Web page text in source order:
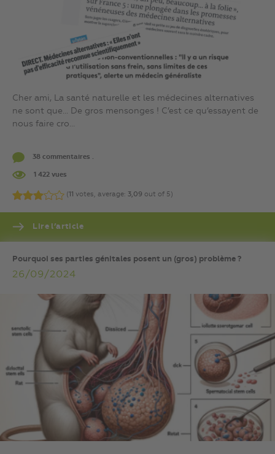
Cher ami, La santé naturelle et les médecines alternatives
ne sont que… De gros mensonges ! C’est ce qu’essayent de
nous faire cro...
38 commentaires .
1 422 vues
(11 votes, average: 3,09 out of 5)
Lire l’article
Pourquoi ses parties génitales posent un (gros) problème ?
26/09/2024